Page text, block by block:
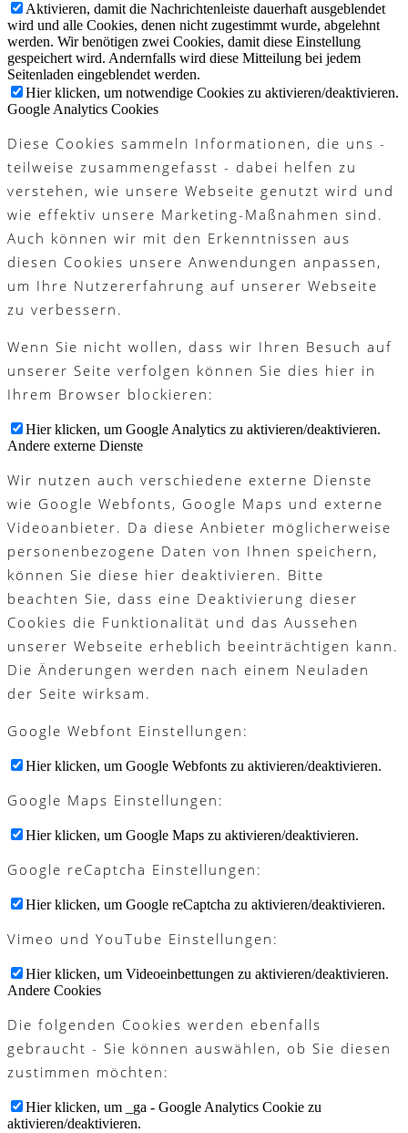
Aktivieren, damit die Nachrichtenleiste dauerhaft ausgeblendet
wird und alle Cookies, denen nicht zugestimmt wurde, abgelehnt
werden. Wir benötigen zwei Cookies, damit diese Einstellung
gespeichert wird. Andernfalls wird diese Mitteilung bei jedem
Seitenladen eingeblendet werden.
Hier klicken, um notwendige Cookies zu aktivieren/deaktivieren.
Google Analytics Cookies
Diese Cookies sammeln Informationen, die uns -
teilweise zusammengefasst - dabei helfen zu
verstehen, wie unsere Webseite genutzt wird und
wie effektiv unsere Marketing-Maßnahmen sind.
Auch können wir mit den Erkenntnissen aus
diesen Cookies unsere Anwendungen anpassen,
um Ihre Nutzererfahrung auf unserer Webseite
zu verbessern.
Wenn Sie nicht wollen, dass wir Ihren Besuch auf
unserer Seite verfolgen können Sie dies hier in
Ihrem Browser blockieren:
Hier klicken, um Google Analytics zu aktivieren/deaktivieren.
Andere externe Dienste
Wir nutzen auch verschiedene externe Dienste
wie Google Webfonts, Google Maps und externe
Videoanbieter. Da diese Anbieter möglicherweise
personenbezogene Daten von Ihnen speichern,
können Sie diese hier deaktivieren. Bitte
beachten Sie, dass eine Deaktivierung dieser
Cookies die Funktionalität und das Aussehen
unserer Webseite erheblich beeinträchtigen kann.
Die Änderungen werden nach einem Neuladen
der Seite wirksam.
Google Webfont Einstellungen:
Hier klicken, um Google Webfonts zu aktivieren/deaktivieren.
Google Maps Einstellungen:
Hier klicken, um Google Maps zu aktivieren/deaktivieren.
Google reCaptcha Einstellungen:
Hier klicken, um Google reCaptcha zu aktivieren/deaktivieren.
Vimeo und YouTube Einstellungen:
Hier klicken, um Videoeinbettungen zu aktivieren/deaktivieren.
Andere Cookies
Die folgenden Cookies werden ebenfalls
gebraucht - Sie können auswählen, ob Sie diesen
zustimmen möchten:
Hier klicken, um _ga - Google Analytics Cookie zu
aktivieren/deaktivieren.